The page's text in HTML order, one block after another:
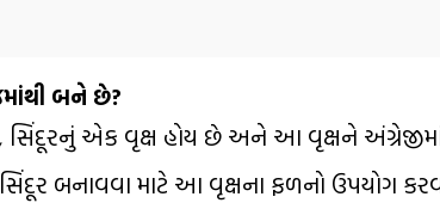
બને છે?
એક વૃક્ષ હોય છે અને આ વૃક્ષને અંગ્રેજીમાં
બનાવવા માટે આ વૃક્ષના ફળનો ઉપયોગ